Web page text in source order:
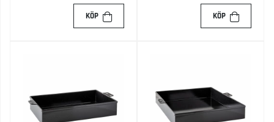
KÖP KÖP